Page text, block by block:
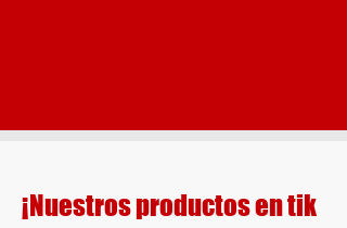
¡Nuestros productos en tik